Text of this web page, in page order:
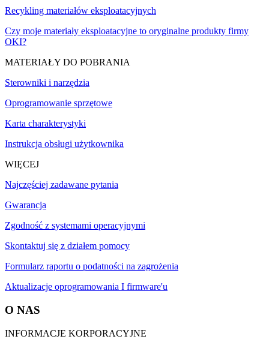
Recykling materiałów eksploatacyjnych
Czy moje materiały eksploatacyjne to oryginalne produkty firmy
OKI?
MATERIAŁY DO POBRANIA
Sterowniki i narzędzia
Oprogramowanie sprzętowe
Karta charakterystyki
Instrukcja obsługi użytkownika
WIĘCEJ
Najczęściej zadawane pytania
Gwarancja
Zgodność z systemami operacyjnymi
Skontaktuj się z działem pomocy
Formularz raportu o podatności na zagrożenia
Aktualizacje oprogramowania I firmware'u
O NAS
INFORMACJE KORPORACYJNE